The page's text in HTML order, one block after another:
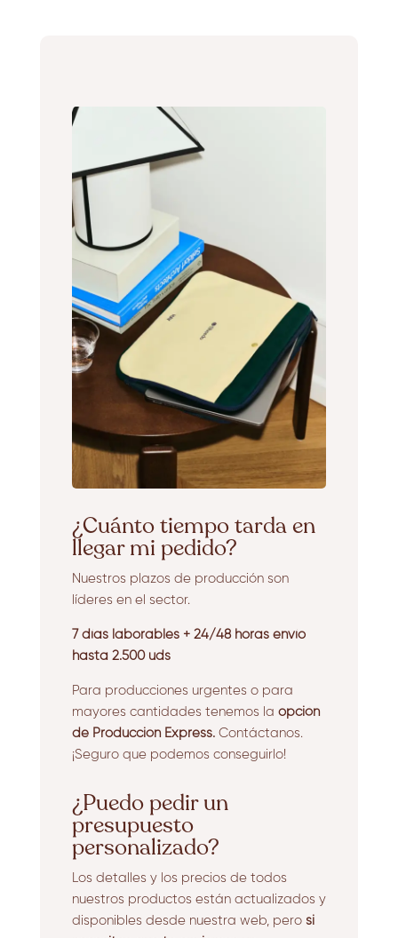
¿Cuánto tiempo tarda en
llegar mi pedido?
Nuestros plazos de producción son
líderes en el sector.
7 días laborables + 24/48 horas envío
hasta 2.500 uds
Para producciones urgentes o para
mayores cantidades tenemos la opción
de Producción Express.Contáctanos.
¡Seguro que podemos conseguirlo!
¿Puedo pedir un
presupuesto
personalizado?
Los detalles y los precios de todos
nuestros productos están actualizados y
disponibles desde nuestra web, pero si